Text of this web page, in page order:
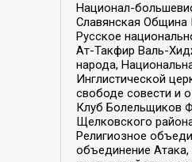
Национал-
Славянская Община
Русское
Ат-Такфир Валь-
народа,
Инглистической
свободе совести и
Клуб Болельщиков
Щелковского
Религиозное
объединение